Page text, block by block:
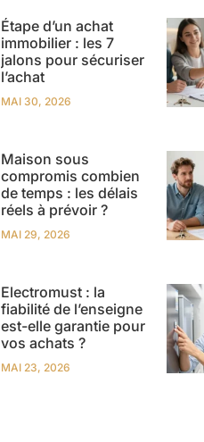
Étape d’un achat
immobilier : les 7
jalons pour sécuriser
l’achat
MAI 30, 2026
Maison sous
compromis combien
de temps : les délais
réels à prévoir ?
MAI 29, 2026
Electromust : la
fiabilité de l’enseigne
est-elle garantie pour
vos achats ?
MAI 23, 2026